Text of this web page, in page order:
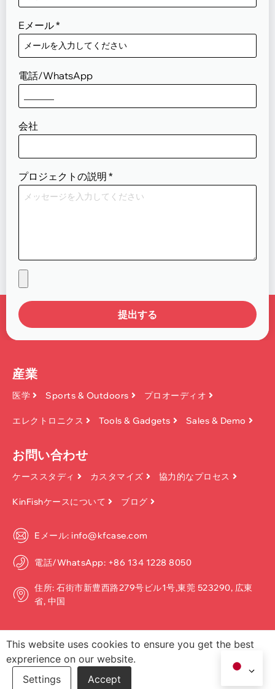
Eメール*
電話/WhatsApp
会社
プロジェクトの説明 *
提出する
産業
医学 Sports & Outdoors プロオーディオ
エレクトロニクス Tools & Gadgets Sales & Demo
お問い合わせ
ケーススタディ カスタマイズ 協力的なプロセス
KinFishケースについて ブログ
Eメール: info@kfcase.com
電話/WhatsApp: +86 134 1228 8050
住所: 石街市新豊西路279号ビル1号,東莞 523290, 広東
省, 中国
著作権 ©2026, Dongguan Kinfish Technology Co.、Ltd. 無断転載を禁
じます.
This website uses cookies to ensure you get the best
exprerience on our website.